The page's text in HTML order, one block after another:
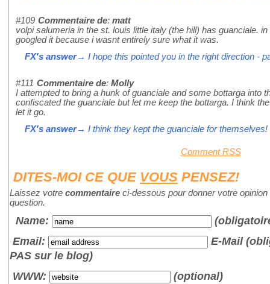
#109 Commentaire de: matt
volpi salumeria in the st. louis little italy (the hill) has guanciale.
googled it because i wasnt entirely sure what it was.
FX's answer→ I hope this pointed you in the right direction -
#111 Commentaire de: Molly
I attempted to bring a hunk of guanciale and some bottarga into
confiscated the guanciale but let me keep the bottarga. I think
let it go.
FX's answer→ I think they kept the guanciale for themselves!
Comment RSS
DITES-MOI CE QUE VOUS PENSEZ!
Laissez votre commentaire ci-dessous pour donner votre
question.
Name:
Email:
E-Mail
PAS sur le blog)
WWW:
(optional)